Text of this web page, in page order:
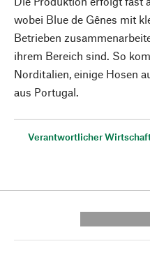
wobei Blue de Gênes mit
Betrieben
ihrem Bereich sind. So
Norditalien, einige Hosen
aus Portugal.
Verantwortlicher